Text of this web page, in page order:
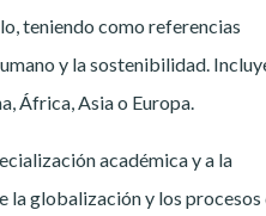
teniendo como referencias
y la sostenibilidad.
África, Asia o Europa.
académica y a la
la globalización y los procesos